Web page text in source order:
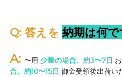
Q: 答えを 納期は何で
A: 〜用 少量の場合、約3〜7日
合、約10〜15日 御金受領後出荷い